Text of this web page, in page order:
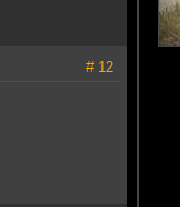
# 12